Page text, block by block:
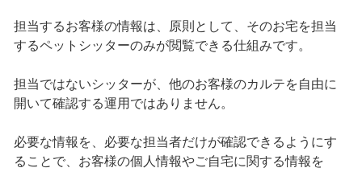
担当するお客様の情報は、原則として、そのお宅を担当
するペットシッターのみが閲覧できる仕組みです。
担当ではないシッターが、他のお客様のカルテを自由に
開いて確認する運用ではありません。
必要な情報を、必要な担当者だけが確認できるようにす
ることで、お客様の個人情報やご自宅に関する情報を